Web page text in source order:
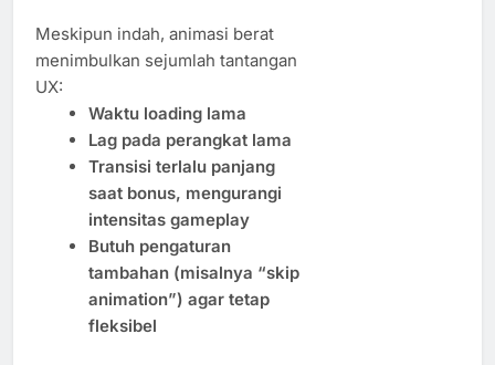
Meskipun indah, animasi berat
menimbulkan sejumlah tantangan
UX:
Waktu loading lama
Lag pada perangkat lama
Transisi terlalu panjang
saat bonus, mengurangi
intensitas gameplay
Butuh pengaturan
tambahan (misalnya “skip
animation”) agar tetap
fleksibel